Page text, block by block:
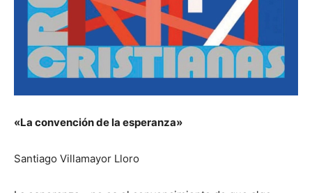
«La convención de la esperanza»
Santiago Villamayor Lloro